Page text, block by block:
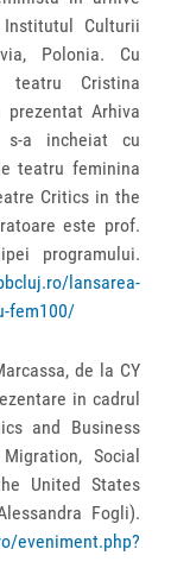
Culturii
Polonia. Cu
teatru Cristina
prezentat Arhiva
s-a incheiat cu
teatru feminina
Critics in the
este prof.
programului.
lansarea-
fem100/
de la CY
in cadrul
and Business
Social
United States
Fogli).
eveniment.php?